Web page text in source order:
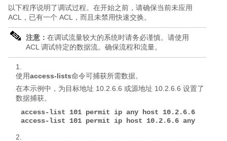
以下程序说明了调试过程。在开始之前，请确保当前未应用
ACL，已有一个 ACL，而且未禁用快速交换。
注意： 在调试流量较大的系统时请务必谨慎。请使用
ACL 调试特定的数据流。确保流程和流量。
使用access-lists命令可捕获所需数据。
在本示例中，为目标地址 10.2.6.6 或源地址 10.2.6.6 设置了
数据捕获。
access-list 101 permit ip any host 10.2.6.6
access-list 101 permit ip host 10.2.6.6 any